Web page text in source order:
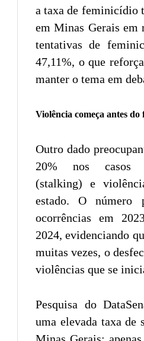
a taxa de feminicídio
em Minas Gerais em
tentativas de
47,11%, o que
manter o tema em
Violência começa antes
Outro dado
20% nos casos
(stalking) e
estado. O número
ocorrências em
2024, evidenciando
muitas vezes, o
violências que se
Pesquisa do
uma elevada taxa de